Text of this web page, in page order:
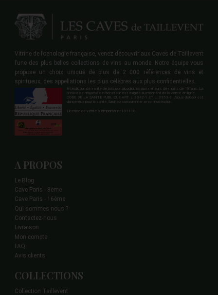
Vitrine de l’oenologie française, venez découvrir aux Caves de Taillevent
l’une des plus belles collections de vins au monde. Notre équipe vous
propose un choix unique de plus de 2 000 références de vins et
spiritueux, des appellations les plus célèbres aux plus confidentielles.
Interdiction de vente de boisson alcooliques aux mineurs de moins de 18 ans. La
preuve de majorité de l'acheteur est exigée au moment de la vente en ligne.
CODE DE LA SANTE PUBLIQUE ART. L 3342-1 ET L. 3353-3 L'abus d'alcool est
dangereux pour la santé. Sachez consommer avec modération.
Licence de vente à emporter n°131110.
A PROPOS
Le Blog
Cave Paris - 8ème
Cave Paris - 16ème
Qui sommes nous ?
Contactez-nous
Livraison
Mon compte
FAQ
Avis clients
COLLECTIONS
Collection Taillevent